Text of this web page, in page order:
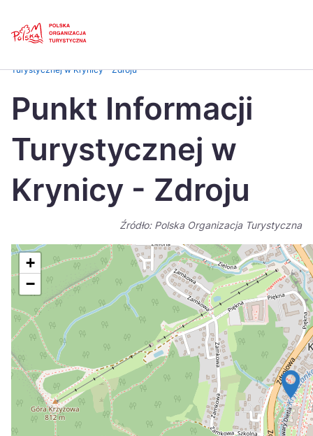
Česká
Dansk
Italiano
日本
Português
Suomi
Україна
Zamknij
Turystycznej w Krynicy – Zdroju
Punkt Informacji
Turystycznej w
Krynicy - Zdroju
Źródło: Polska Organizacja Turystyczna
+
−